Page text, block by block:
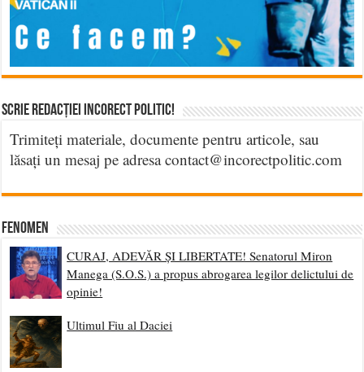
Scrie Redacției Incorect Politic!
Trimiteți materiale, documente pentru articole, sau
lăsați un mesaj pe adresa contact@incorectpolitic.com
Fenomen
CURAJ, ADEVĂR ȘI LIBERTATE! Senatorul Miron
Manega (S.O.S.) a propus abrogarea legilor delictului de
opinie!
Ultimul Fiu al Daciei